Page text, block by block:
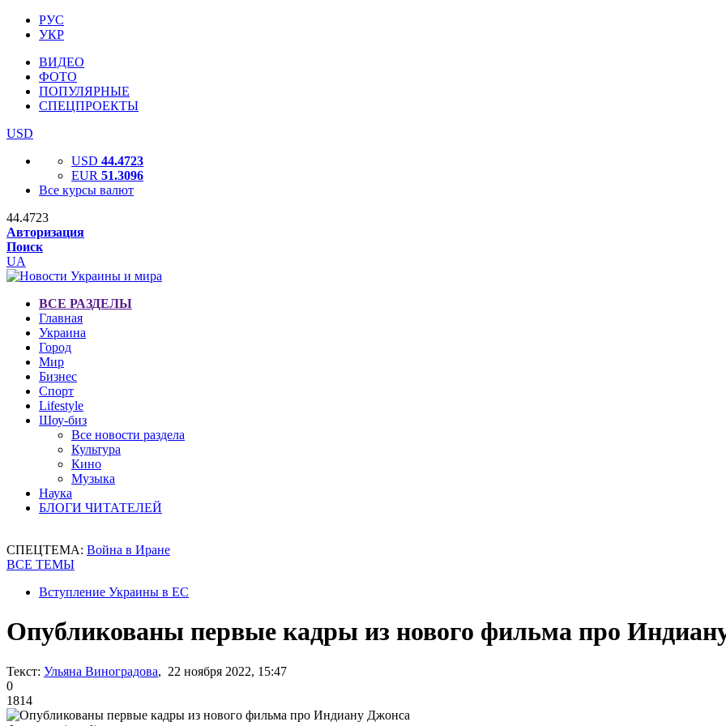
РУС
УКР
ВИДЕО
ФОТО
ПОПУЛЯРНЫЕ
СПЕЦПРОЕКТЫ
USD
USD 44.4723
EUR 51.3096
Все курсы валют
44.4723
Авторизация
Поиск
UA
ВСЕ РАЗДЕЛЫ
Главная
Украина
Город
Мир
Бизнес
Спорт
Lifestyle
Шоу-биз
Все новости раздела
Культура
Кино
Музыка
Наука
БЛОГИ ЧИТАТЕЛЕЙ
СПЕЦТЕМА: Война в Иране
ВСЕ ТЕМЫ
Вступление Украины в ЕС
Опубликованы первые кадры из нового фильма про
Текст: Ульяна Виноградова, 22 ноября 2022, 15:47
0
1814